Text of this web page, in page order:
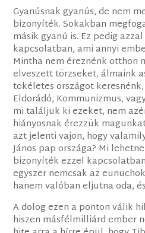
Gyanúsnak gyanús, de nem
bizonyíték. Sokakban
másik gyanú is. Ez pedig
kapcsolatban, ami annyi
Mintha nem éreznénk otthon
elveszett törzseket, álmaink
tökéletes országot
Eldorádó, Kommunizmus,
mi találjuk ki ezeket, nem
hiányosnak érezzük
azt jelenti vajon, hogy
János pap országa? Mi
bizonyíték ezzel
egyszer nemcsak az
hanem valóban eljutna oda,
A dolog ezen a ponton válik
hiszen másfélmilliárd ember